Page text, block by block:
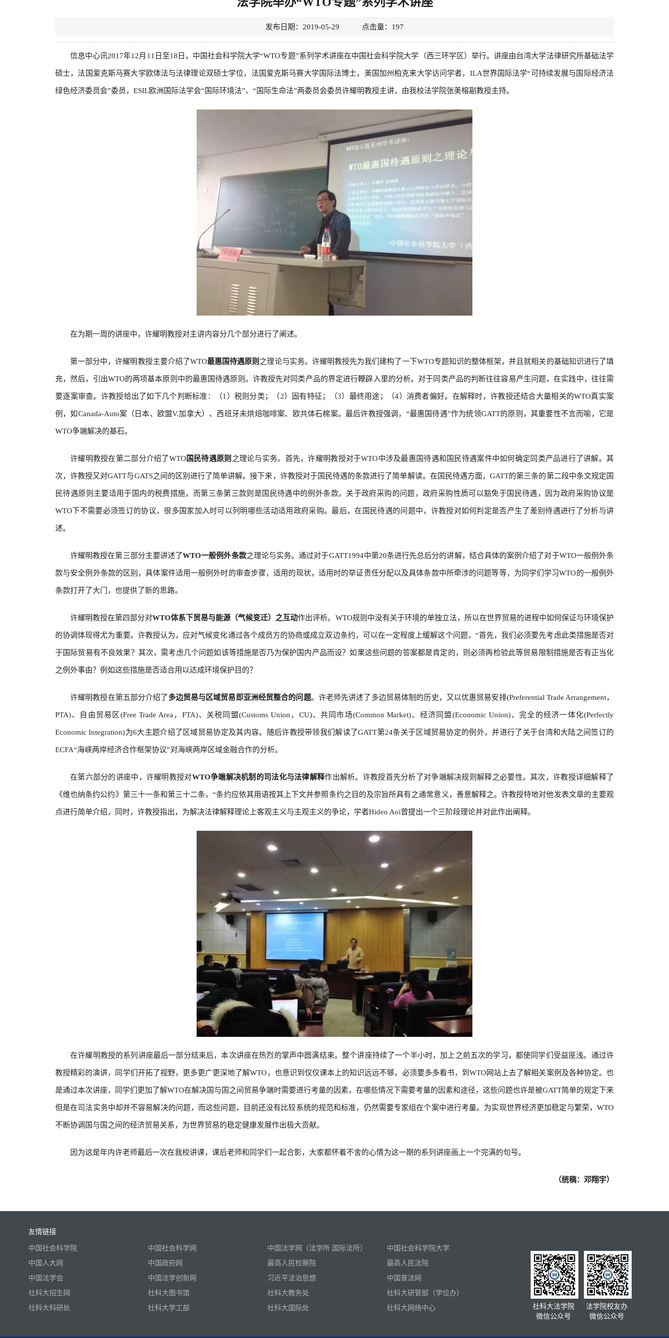
发布日期：2019-05-29 点击量： 197
信息中心讯2017年12月11日至18日，中国社会科学院大学“WTO专题”系列学术讲座在中国社会科学院大学（西三环学区）举行。讲座由台湾大学法律研究所基础法学
硕士，法国爱克斯马赛大学欧体法与法律理论双硕士学位，法国爱克斯马赛大学国际法博士，美国加州柏克来大学访问学者，ILA世界国际法学“可持续发展与国际经济法
绿色经济委员会”委员，ESIL欧洲国际法学会“国际环境法”、“国际生命法”两委员会委员许耀明教授主讲，由我校法学院张美榕副教授主持。
在为期一周的讲座中，许耀明教授对主讲内容分几个部分进行了阐述。
第一部分中，许耀明教授主要介绍了WTO最惠国待遇原则 之理论与实务。许耀明教授先为我们建构了一下WTO专题知识的整体框架，并且就相关的基础知识进行了填
充，然后，引出WTO的两项基本原则中的最惠国待遇原则。许教授先对同类产品的界定进行鞭辟入里的分析。对于同类产品的判断往往容易产生问题，在实践中，往往需
要逐案审查。许教授给出了如下几个判断标准：（1）税则分类；（2）固有特征；（3）最终用途；（4）消费者偏好。在解释时，许教授还结合大量相关的WTO真实案
例，如Canada-Auto案（日本、欧盟V.加拿大）、西班牙未烘焙咖啡案、欧共体石棉案。最后许教授强调，“最惠国待遇”作为统领GATT的原则，其重要性不言而喻，它是
WTO争端解决的基石。
许耀明教授在第二部分介绍了WTO国民待遇原则 之理论与实务。首先，许耀明教授对于WTO中涉及最惠国待遇和国民待遇案件中如何确定同类产品进行了讲解。其
次，许教授又对GATT与GATS之间的区别进行了简单讲解。接下来，许教授对于国民待遇的条款进行了简单解读。在国民待遇方面，GATT的第三条的第二段中条文规定国
民待遇原则主要适用于国内的税费措施，而第三条第三款则是国民待遇中的例外条款。关于政府采购的问题，政府采购性质可以豁免于国民待遇，因为政府采购协议是
WTO下不需要必须签订的协议，很多国家加入时可以列明哪些活动适用政府采购。最后，在国民待遇的问题中，许教授对如何判定是否产生了差别待遇进行了分析与讲
述。
许耀明教授在第三部分主要讲述了WTO一般例外条款之理论与实务。通过对于GATT1994中第20条进行先总后分的讲解，结合具体的案例介绍了对于WTO一般例外条
款与安全例外条款的区别，具体案件适用一般例外时的审查步骤，适用的现状，适用时的举证责任分配以及具体条款中所牵涉的问题等等，为同学们学习WTO的一般例外
条款打开了大门，也提供了新的思路。
许耀明教授在第四部分对WTO体系下贸易与能源（气候变迁）之互动作出评析。WTO规则中没有关于环境的单独立法，所以在世界贸易的进程中如何保证与环境保护
的协调体现得尤为重要。许教授认为，应对气候变化通过各个成员方的协商或成立双边条约，可以在一定程度上缓解这个问题，“首先，我们必须要先考虑此类措施是否对
于国际贸易有不良效果？其次，需考虑几个问题如该等措施是否乃为保护国内产品而设？如果这些问题的答案都是肯定的，则必须再检验此等贸易限制措施是否有正当化
之例外事由？例如这些措施是否适合用以达成环境保护目的？
许耀明教授在第五部分介绍了 多边贸易与区域贸易即亚洲经贸整合的问题。许老师先讲述了多边贸易体制的历史，又以优惠贸易安排(Preferential Trade Arrangement，
PTA)、自由贸易区(Free Trade Area，FTA)、关税同盟(Customs Union，CU)、共同市场(Common Market)、经济同盟(Economic Union)、完全的经济一体化(Perfectly
Economic Integration)为6大主题介绍了区域贸易协定及其内容。随后许教授带领我们解读了GATT第24条关于区域贸易协定的例外，并进行了关于台湾和大陆之间签订的
ECFA“海峡两岸经济合作框架协议”对海峡两岸区域金融合作的分析。
在第六部分的讲座中，许耀明教授对WTO争端解决机制的司法化与法律解释作出解析。许教授首先分析了对争端解决规则解释之必要性。其次，许教授详细解释了
《维也纳条约公约》第三十一条和第三十二条，“条约应依其用语按其上下文并参照条约之目的及宗旨所具有之通常意义，善意解释之。许教授特地对他发表文章的主要观
点进行简单介绍，同时，许教授指出，为解决法律解释理论上客观主义与主观主义的争论，学者Hideo Aoi曾提出一个三阶段理论并对此作出阐释。
在许耀明教授的系列讲座最后一部分结束后，本次讲座在热烈的掌声中圆满结束。整个讲座持续了一个半小时，加上之前五次的学习，都使同学们受益匪浅。通过许
教授精彩的演讲，同学们开拓了视野，更多更广更深地了解WTO，也意识到仅仅课本上的知识远远不够，必须要多多看书，到WTO网站上去了解相关案例及各种协定。也
是通过本次讲座，同学们更加了解WTO在解决国与国之间贸易争端时需要进行考量的因素，在哪些情况下需要考量的因素和途径，这些问题也许是被GATT简单的规定下来
但是在司法实务中却并不容易解决的问题，而这些问题，目前还没有比较系统的规范和标准，仍然需要专家组在个案中进行考量。为实现世界经济更加稳定与繁荣，WTO
不断协调国与国之间的经济贸易关系，为世界贸易的稳定健康发展作出极大贡献。
因为这是年内许老师最后一次在我校讲课，课后老师和同学们一起合影，大家都怀着不舍的心情为这一期的系列讲座画上一个完满的句号。
（统稿：邓翔宇）
友情链接
中国社会科学院 中国社会科学网 中国法学网（法学所 国际法所）
中国社会科学院大学
中国人大网
中国政府网 最高人民检察院
最高人民法院
中国法学会
中国法学创新网 习近平法治思想
中国普法网
社科大招生网
社科大图书馆 社科大教务处
社科大研管部（学位办）
社科大科研处
社科大学工部 社科大国际处 社科大网络中心
社科大法学院
微信公众号
法学院校友办
微信公众号